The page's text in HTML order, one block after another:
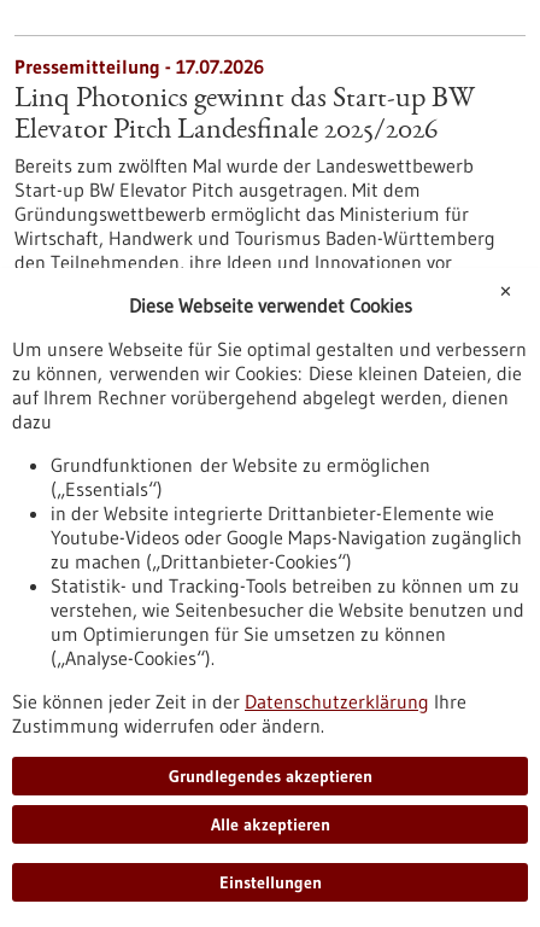
Pressemitteilung - 17.07.2026
Linq Photonics gewinnt das Start-up BW
Elevator Pitch Landesfinale 2025/2026
Bereits zum zwölften Mal wurde der Landeswettbewerb
Start-up BW Elevator Pitch ausgetragen. Mit dem
Gründungswettbewerb ermöglicht das Ministerium für
Wirtschaft, Handwerk und Tourismus Baden-Württemberg
den Teilnehmenden, ihre Ideen und Innovationen vor
https://www.gesundheitsindustrie-
elevator-pitch-landesfinale-20252026
Förderung von Transferhubs im Rahmen des
Programms „Transferinitiative F.A.S.T. –
Forschung, Ausgründungen, Skalierung,
Transfer“
Förderprogramm, Förderung durch:BMFTR,
Einreichungsfrist: 31.08.2026
https://www.gesundheitsindustrie-
von-transferhubs-im-rahmen-des-programms-
transferinitiative-fst-forschung-ausgruendungen-skalierung-
tr
Förderung von Transferhubs im Rahmen des
Programms „Transferinitiative F.A.S.T. –
✕
Diese Webseite verwendet Cookies
Um unsere Webseite für Sie optimal gestalten und verbessern
zu können, verwenden wir Cookies: Diese kleinen Dateien, die
auf Ihrem Rechner vorübergehend abgelegt werden, dienen
dazu
Grundfunktionen der Website zu ermöglichen
(„Essentials“)
in der Website integrierte Drittanbieter-Elemente wie
Youtube-Videos oder Google Maps-Navigation zugänglich
zu machen („Drittanbieter-Cookies“)
Statistik- und Tracking-Tools betreiben zu können um zu
verstehen, wie Seitenbesucher die Website benutzen und
um Optimierungen für Sie umsetzen zu können
(„Analyse-Cookies“).
Sie können jeder Zeit in der Datenschutzerklärung Ihre
Zustimmung widerrufen oder ändern.
Grundlegendes akzeptieren
Alle akzeptieren
Einstellungen